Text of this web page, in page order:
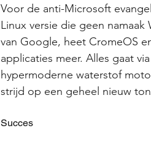
Voor de anti-Microsoft
Linux versie die geen
van Google, heet CromeOS
applicaties meer. Alles gaat
hypermoderne waterstof
strijd op een geheel nieuw
Succes